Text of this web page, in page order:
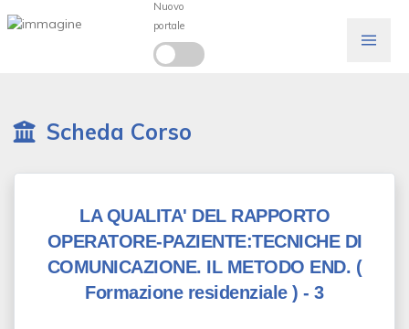
Scheda Corso
LA QUALITA' DEL RAPPORTO
OPERATORE-PAZIENTE:TECNICHE DI
COMUNICAZIONE. IL METODO END. (
Formazione residenziale ) - 3